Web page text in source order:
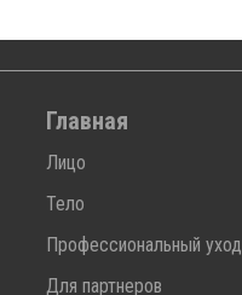
Главная
Лицо
Тело
Профессиональный уход
Для партнеров